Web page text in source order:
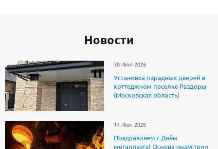
Новоcти
30 Июл 2026
Установка парадных дверей в
коттеджном поселке Раздоры
(Московская область)
17 Июл 2026
Поздравляем с Днём
металлурга! Основа индустрии